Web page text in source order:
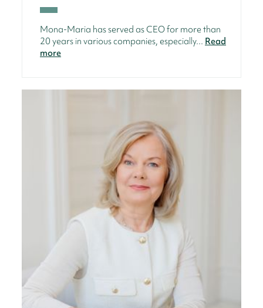
Mona-Maria has served as CEO for more than
20 years in various companies, especially... Read
more